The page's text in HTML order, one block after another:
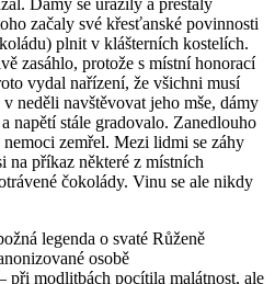
Dámy se urazily a přestaly
začaly své křesťanské povinnosti
plnit v klášterních kostelích.
zasáhlo, protože s místní honorací
vydal nařízení, že všichni musí
neděli navštěvovat jeho mše, dámy
napětí stále gradovalo. Zanedlouho
zemřel. Mezi lidmi se záhy
na příkaz některé z místních
čokolády. Vinu se ale nikdy
legenda o svaté Růženě
osobě
při modlitbách pocítila malátnost, ale